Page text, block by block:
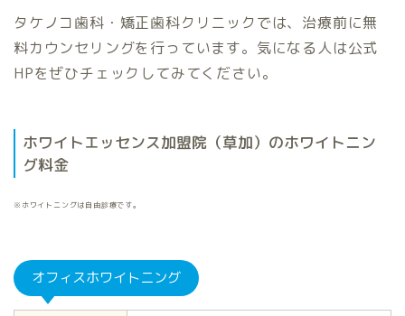
タケノコ歯科・矯正歯科クリニックでは、治療前に無
料カウンセリングを行っています。気になる人は公式
HPをぜひチェックしてみてください。
ホワイトエッセンス加盟院（草加）のホワイトニン
グ料金
※ホワイトニングは自由診療です。
オフィスホワイトニング